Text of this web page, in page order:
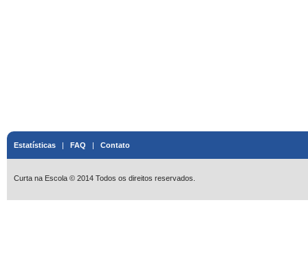
Estatísticas | FAQ | Contato
Curta na Escola © 2014 Todos os direitos reservados.